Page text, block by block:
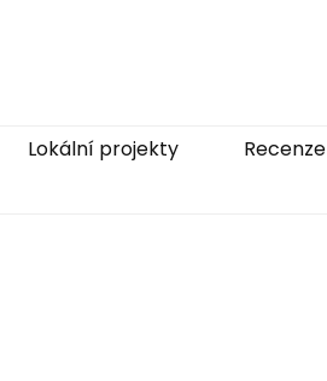
Lokální projekty Recenze